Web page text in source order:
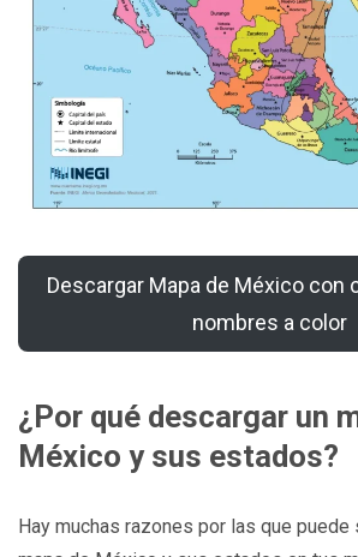
Descargar Mapa de México con
nombres a color
¿Por qué descargar un
México y sus estados?
Hay muchas razones por las que puede